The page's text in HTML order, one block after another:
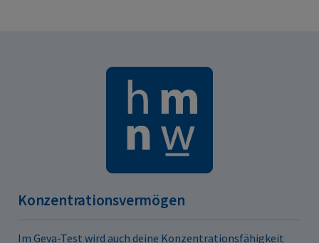
Konzentrationsvermögen
Im Geva-Test wird auch deine Konzentrationsfähigkeit